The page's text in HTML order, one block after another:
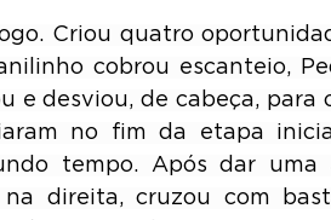
Criou quatro
cobrou escanteio,
e desviou, de cabeça, para
no fim da etapa
tempo. Após dar uma
direita, cruzou com